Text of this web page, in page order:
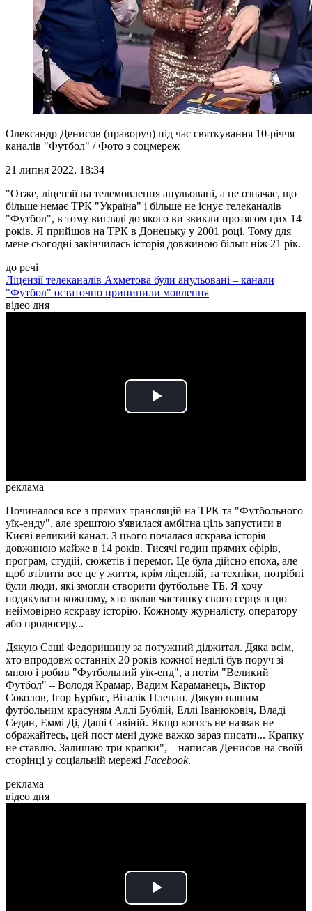
Олександр Денисов (праворуч) під час святкування 10-річчя
каналів "Футбол" / Фото з соцмереж
21 липня 2022, 18:34
"Отже, ліцензії на телемовлення анульовані, а це означає, що
більше немає ТРК "Україна" і більше не існує телеканалів
"Футбол", в тому вигляді до якого ви звикли протягом цих 14
років. Я прийшов на ТРК в Донецьку у 2001 році. Тому для
мене сьогодні закінчилась історія довжиною більш ніж 21 рік.
до речі
Ліцензії телеканалів Ахметова були анульовані – канали
"Футбол" остаточно припинили мовлення
відео дня
Play
реклама
Починалося все з прямих трансляцій на ТРК та "Футбольного
уїк-енду", але зрештою з'явилася амбітна ціль запустити в
Києві великий канал. З цього почалася яскрава історія
довжиною майже в 14 років. Тисячі годин прямих ефірів,
програм, студій, сюжетів і перемог. Це була дійсно епоха, але
щоб втілити все це у життя, крім ліцензій, та техніки, потрібні
були люди, які змогли створити футбольне ТБ. Я хочу
подякувати кожному, хто вклав частинку свого серця в цю
неймовірно яскраву історію. Кожному журналісту, оператору
або продюсеру...
Дякую Саші Федоришину за потужний діджитал. Дяка всім,
хто впродовж останніх 20 років кожної неділі був поруч зі
мною і робив "Футбольний уїк-енд", а потім "Великий
Футбол" – Володя Крамар, Вадим Караманець, Віктор
Соколов, Ігор Бурбас, Віталік Плецан. Дякую нашим
футбольним красуням Аллі Бублій, Еллі Іванюковіч, Владі
Седан, Еммі Ді, Даші Савіній. Якщо когось не назвав не
ображайтесь, цей пост мені дуже важко зараз писати... Крапку
не ставлю. Залишаю три крапки", – написав Денисов на своїй
сторінці у соціальній мережі Facebook.
реклама
відео дня
Play